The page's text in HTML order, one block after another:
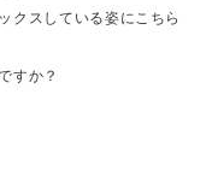
クスしている姿にこちら
すか？